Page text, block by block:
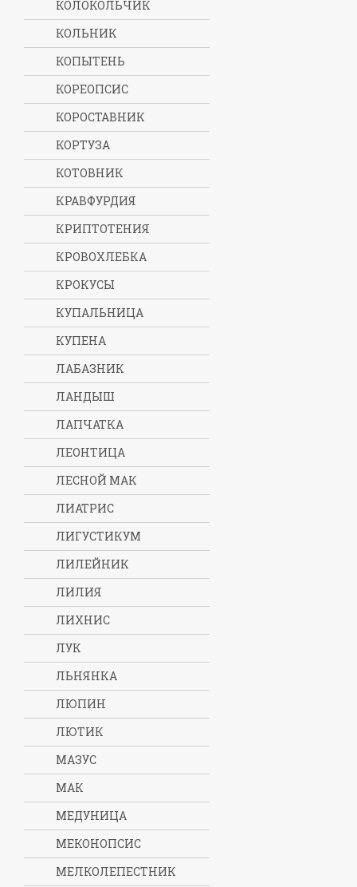
КОЛОКОЛЬЧИК
КОЛЬНИК
КОПЫТЕНЬ
КОРЕОПСИС
КОРОСТАВНИК
КОРТУЗА
КОТОВНИК
КРАВФУРДИЯ
КРИПТОТЕНИЯ
КРОВОХЛЕБКА
КРОКУСЫ
КУПАЛЬНИЦА
КУПЕНА
ЛАБАЗНИК
ЛАНДЫШ
ЛАПЧАТКА
ЛЕОНТИЦА
ЛЕСНОЙ МАК
ЛИАТРИС
ЛИГУСТИКУМ
ЛИЛЕЙНИК
ЛИЛИЯ
ЛИХНИС
ЛУК
ЛЬНЯНКА
ЛЮПИН
ЛЮТИК
МАЗУС
МАК
МЕДУНИЦА
МЕКОНОПСИС
МЕЛКОЛЕПЕСТНИК